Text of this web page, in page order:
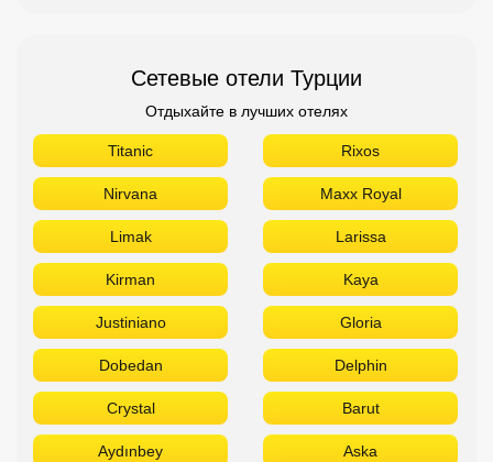
Сетевые отели Турции
Отдыхайте в лучших отелях
Titanic Rixos
Nirvana Maxx Royal
Limak Larissa
Kirman Kaya
Justiniano Gloria
Dobedan Delphin
Crystal Barut
Aydınbey Aska